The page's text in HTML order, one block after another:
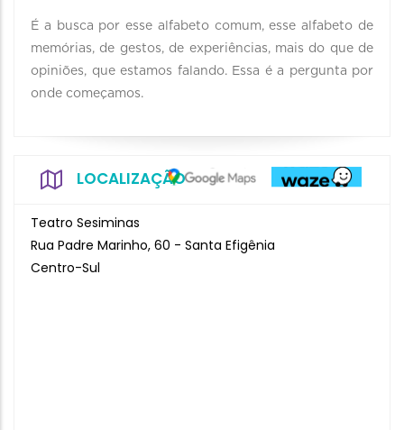
É a busca por esse alfabeto comum, esse alfabeto de
memórias, de gestos, de experiências, mais do que de
opiniões, que estamos falando. Essa é a pergunta por
onde começamos.
LOCALIZAÇÃO
Teatro Sesiminas
Rua Padre Marinho, 60 - Santa Efigênia
Centro-Sul